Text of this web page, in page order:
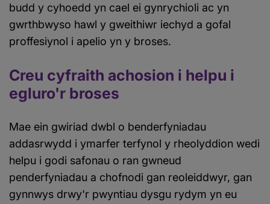
budd y cyhoedd yn cael ei gynrychioli ac yn
gwrthbwyso hawl y gweithiwr iechyd a gofal
proffesiynol i apelio yn y broses.
Creu cyfraith achosion i helpu i
egluro'r broses
Mae ein gwiriad dwbl o benderfyniadau
addasrwydd i ymarfer terfynol y rheolyddion wedi
helpu i godi safonau o ran gwneud
penderfyniadau a chofnodi gan reoleiddwyr, gan
gynnwys drwy'r pwyntiau dysgu rydym yn eu